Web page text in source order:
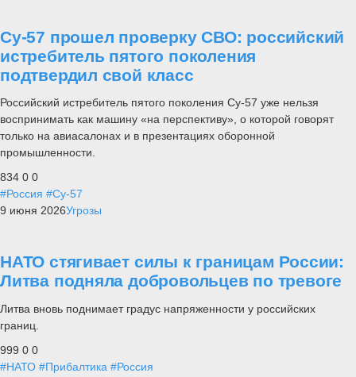
Су-57 прошел проверку СВО: российский
истребитель пятого поколения
подтвердил свой класс
Российский истребитель пятого поколения Су-57 уже нельзя
воспринимать как машину «на перспективу», о которой говорят
только на авиасалонах и в презентациях оборонной
промышленности.
834 0 0
#Россия #Су-57
9 июня 2026Угрозы
НАТО стягивает силы к границам России:
Литва подняла добровольцев по тревоге
Литва вновь поднимает градус напряженности у российских
границ.
999 0 0
#НАТО #Прибалтика #Россия